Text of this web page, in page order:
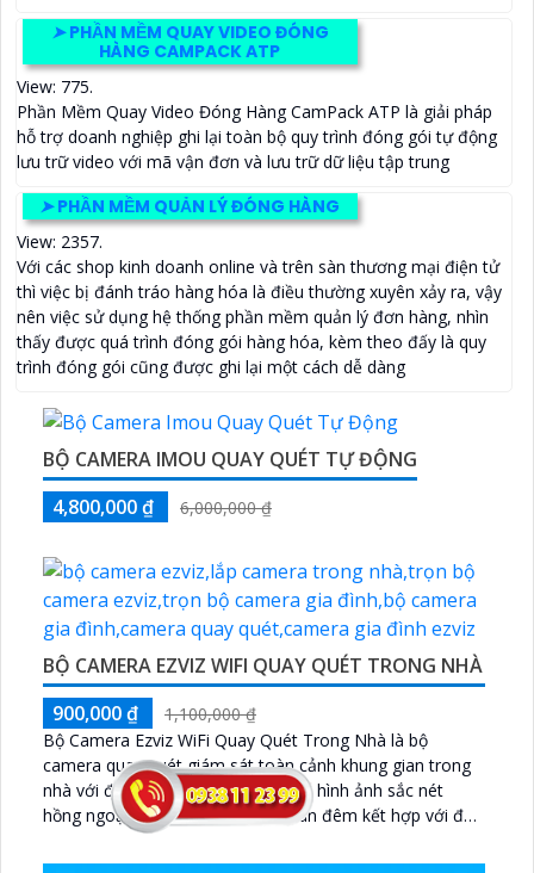
➤PHẦN MỀM QUAY VIDEO ĐÓNG
HÀNG CAMPACK ATP
View: 775.
Phần Mềm Quay Video Đóng Hàng CamPack ATP là giải pháp
hỗ trợ doanh nghiệp ghi lại toàn bộ quy trình đóng gói tự động
lưu trữ video với mã vận đơn và lưu trữ dữ liệu tập trung
➤PHẦN MỀM QUẢN LÝ ĐÓNG HÀNG
View: 2357.
Với các shop kinh doanh online và trên sàn thương mại điện tử
thì việc bị đánh tráo hàng hóa là điều thường xuyên xảy ra, vậy
nên việc sử dụng hệ thống phần mềm quản lý đơn hàng, nhìn
thấy được quá trình đóng gói hàng hóa, kèm theo đấy là quy
trình đóng gói cũng được ghi lại một cách dễ dàng
BỘ CAMERA IMOU QUAY QUÉT TỰ ĐỘNG
4,800,000 ₫
6,000,000 ₫
BỘ CAMERA EZVIZ WIFI QUAY QUÉT TRONG NHÀ
900,000 ₫
1,100,000 ₫
Bộ Camera Ezviz WiFi Quay Quét Trong Nhà là bộ
camera quay quét giám sát toàn cảnh khung gian trong
nhà với độ phân giải 4MP cung cấp hình ảnh sắc nét
hồng ngoại đèn led thông minh ban đêm kết hợp với đầu
ghi 8 kênh X5S 8W và ổ cứng 500GB giúp lưu trũ dữ liệu
lâu dài